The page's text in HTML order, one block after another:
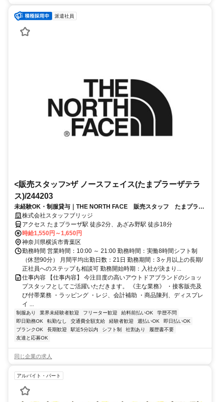
派遣社員
<販売スタッフ>ザ ノースフェイス(たまプラーザテラ
ス)/244203
未経験OK・制服貸与｜THE NORTH FACE 販売スタッフ たまプラー
ザテラス（交通費支給）
株式会社スタッフブリッジ
アクセス たまプラーザ駅 徒歩2分、あざみ野駅 徒歩18分
時給1,550円～1,650円
神奈川県横浜市青葉区
勤務時間 営業時間：10:00 ～ 21:00 勤務時間：実働8時間シフト制
（休憩90分） 月間平均出勤日数：21日 勤務期間：3ヶ月以上の長期/
正社員へのステップも相談可 勤務開始時期：入社が決まり...
仕事内容 【仕事内容】 今注目度の高いアウトドアブランドのショッ
プスタッフとしてご活躍いただきます。 《主な業務》 ・接客販売及
び付帯業務 ・ラッピング ・レジ、会計補助 ・商品陳列、ディスプレ
イ ...
制服あり 業界未経験者歓迎 フリーター歓迎 給料前払いOK
学歴不問
即日勤務OK
転勤なし 交通費全額支給 経験者歓迎 週払いOK
即日払いOK
ブランクOK
長期歓迎 駅近5分以内 シフト制 社割あり
履歴書不要
友達と応募OK
同じ企業の求人
アルバイト・パート